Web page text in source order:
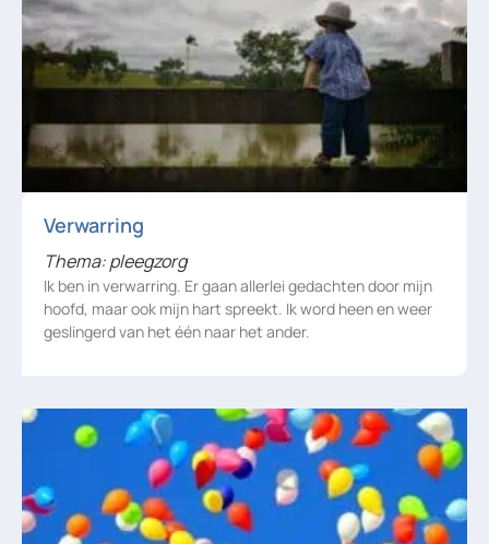
Verwarring
Thema: pleegzorg
Ik ben in verwarring. Er gaan allerlei gedachten door mijn
hoofd, maar ook mijn hart spreekt. Ik word heen en weer
geslingerd van het één naar het ander.